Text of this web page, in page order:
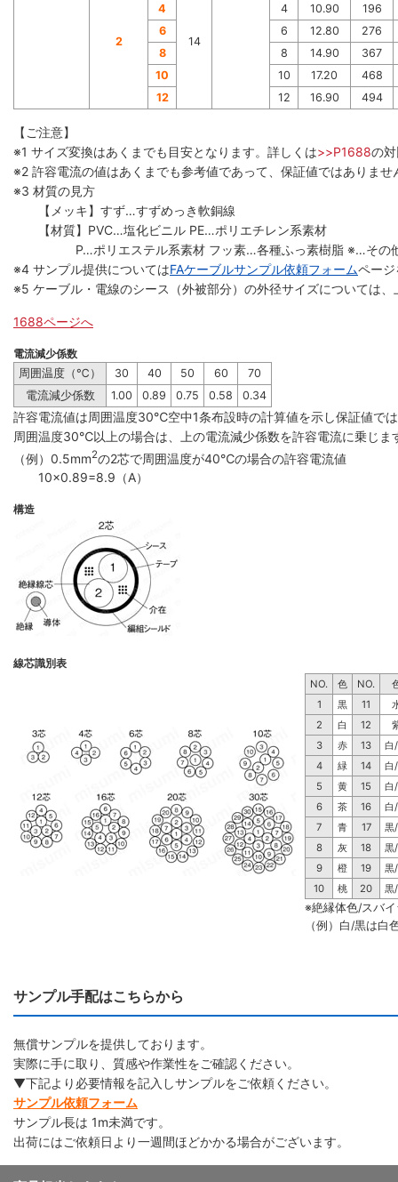
2 14
4
4 10.90
196
6
6 12.80
276
8
8 14.90
367
10
10 17.20
468
12
12 16.90 494
【ご注意】
※1 サイズ変換はあくまでも目安となります。詳しくは>>P1688の
※2 許容電流の値はあくまでも参考値であって、保証値ではありませ
※3 材質の見方
【メッキ】すず…すずめっき軟銅線
【材質】PVC…塩化ビニル PE…ポリエチレン系素材
P…ポリエステル系素材 フッ素…各種ふっ素樹脂 ※…その
※4 サンプル提供についてはFAケーブルサンプル依頼フォームペー
※5 ケーブル・電線のシース（外被部分）の外径サイズについては
1688ページへ
電流減少係数
周囲温度（℃）
30 40 50 60
70
電流減少係数
1.00 0.89 0.75 0.58 0.34
許容電流値は周囲温度30℃空中1条布設時の計算値を示し保証値で
周囲温度30℃以上の場合は、上の電流減少係数を許容電流に乗じま
（例）0.5mm2の2芯で周囲温度が40℃の場合の許容電流値
10×0.89=8.9（A）
構造
線芯識別表
NO. 色 NO.
1
黒 11
2
白 12
3
赤 13
白
4
緑 14
白
5
黄 15
白
6
茶 16
白
7
青 17
黒
8
灰 18
黒
9
橙 19
黒
10
桃 20 黒
※絶縁体色/スバ
（例）白/黒は白
サンプル手配はこちらから
無償サンプルを提供しております。
実際に手に取り、質感や作業性をご確認ください。
▼下記より必要情報を記入しサンプルをご依頼ください。
サンプル依頼フォーム
サンプル長は 1m未満です。
出荷にはご依頼日より一週間ほどかかる場合がございます。